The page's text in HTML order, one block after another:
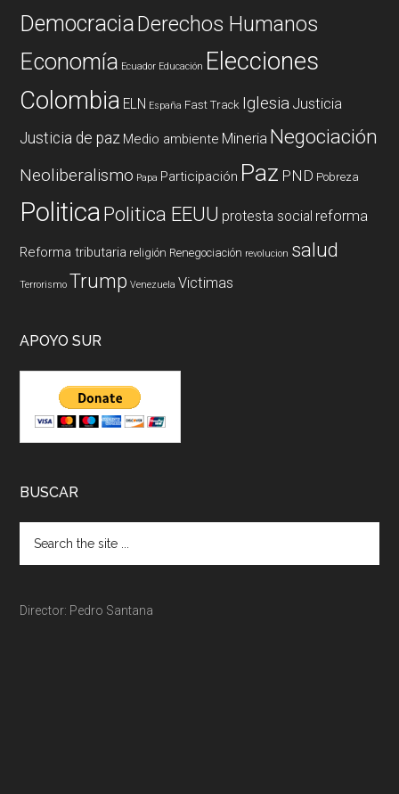
DemocraciaDerechos Humanos
Economía Ecuador Educación Elecciones
Colombia ELN España Fast Track Iglesia Justicia
Justicia de paz Medio ambiente Mineria Negociación
Neoliberalismo Papa Participación Paz PND Pobreza
PoliticaPolitica EEUU protesta social reforma
Reforma tributaria religión Renegociación revolucion salud
Terrorismo Trump Venezuela Victimas
APOYO SUR
BUSCAR
Director: Pedro Santana